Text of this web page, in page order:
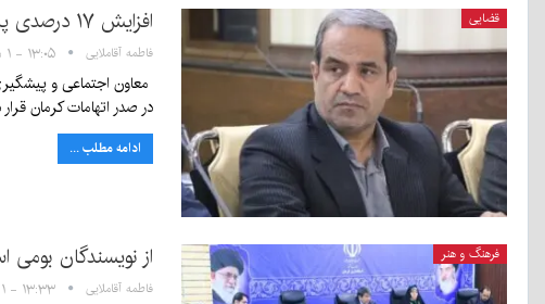
قضایی افزایش ۱۷ درصدی پرونده‌های قضایی در کرمان
فاطمه آقاملایی ۱۳:۰۵ - ۱ مهر ۱۴۰۴
در صدر اتهامات کرمان قرار
ادامه مطلب ...
فرهنگ و هنر از نویسندگان
فاطمه آقاملایی ۱۳:۳۳ - ۱ تیر ۱۴۰۴